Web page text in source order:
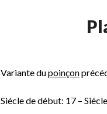
Variante dupoinçon
Siécle de début: 17 –